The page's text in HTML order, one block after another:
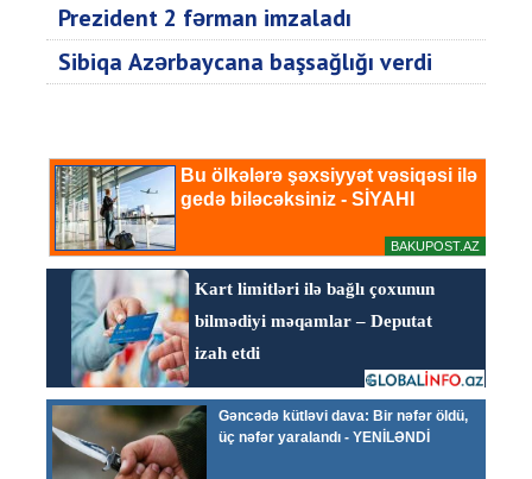
Prezident 2 fərman imzaladı
Sibiqa Azərbaycana başsağlığı verdi